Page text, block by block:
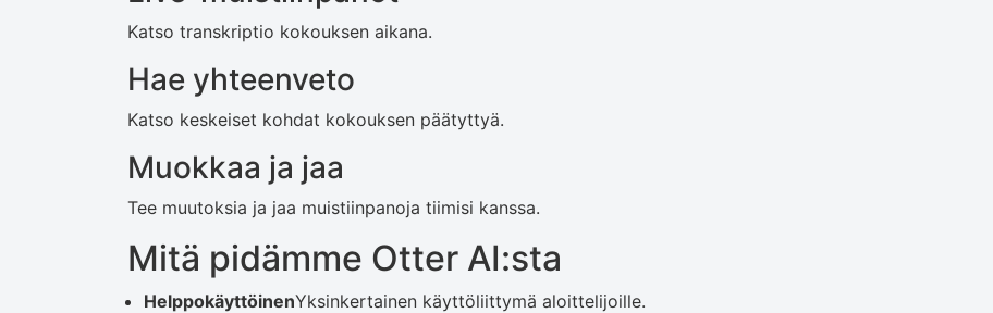
Katso transkriptio kokouksen aikana.
Hae yhteenveto
Katso keskeiset kohdat kokouksen päätyttyä.
Muokkaa ja jaa
Tee muutoksia ja jaa muistiinpanoja tiimisi kanssa.
Mitä pidämme Otter AI:sta
HelppokäyttöinenYksinkertainen käyttöliittymä aloittelijoille.